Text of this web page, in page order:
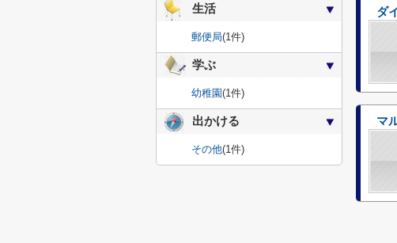
ダ
マ
生活
郵便局(1件)
学ぶ
幼稚園(1件)
出かける
その他(1件)